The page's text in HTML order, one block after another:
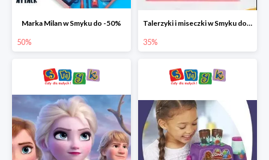
Marka Milan w Smyku do -50%
50%
Talerzyki i miseczki w Smyku do -35%
35%